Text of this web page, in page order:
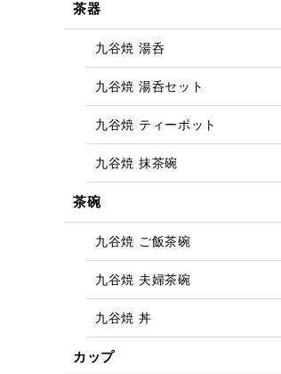
茶器
九谷焼 湯呑
九谷焼 湯呑セット
九谷焼 ティーポット
九谷焼 抹茶碗
茶碗
九谷焼 ご飯茶碗
九谷焼 夫婦茶碗
九谷焼 丼
カップ